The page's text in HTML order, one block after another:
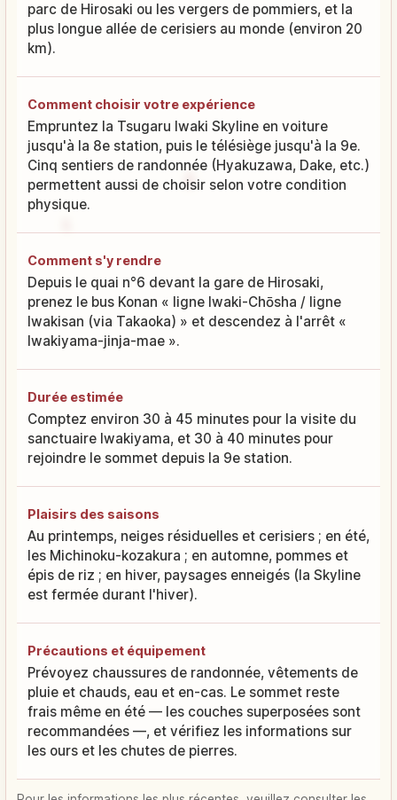
parc de Hirosaki ou les vergers de pommiers, et la
plus longue allée de cerisiers au monde (environ 20
km).
Comment choisir votre expérience
Empruntez la Tsugaru Iwaki Skyline en voiture
jusqu'à la 8e station, puis le télésiège jusqu'à la 9e.
Cinq sentiers de randonnée (Hyakuzawa, Dake, etc.)
permettent aussi de choisir selon votre condition
physique.
Comment s'y rendre
Depuis le quai n°6 devant la gare de Hirosaki,
prenez le bus Konan « ligne Iwaki-Chōsha / ligne
Iwakisan (via Takaoka) » et descendez à l'arrêt «
Iwakiyama-jinja-mae ».
Durée estimée
Comptez environ 30 à 45 minutes pour la visite du
sanctuaire Iwakiyama, et 30 à 40 minutes pour
rejoindre le sommet depuis la 9e station.
Plaisirs des saisons
Au printemps, neiges résiduelles et cerisiers ; en été,
les Michinoku-kozakura ; en automne, pommes et
épis de riz ; en hiver, paysages enneigés (la Skyline
est fermée durant l'hiver).
Précautions et équipement
Prévoyez chaussures de randonnée, vêtements de
pluie et chauds, eau et en-cas. Le sommet reste
frais même en été — les couches superposées sont
recommandées —, et vérifiez les informations sur
les ours et les chutes de pierres.